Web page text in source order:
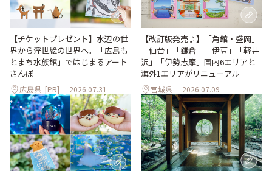
【チケットプレゼント】水辺の世
界から浮世絵の世界へ。「広島も
とまち水族館」ではじまるアート
さんぽ
広島県 [PR] 2026.07.31
【改訂版発売♪】「角館・盛岡」
「仙台」「鎌倉」「伊豆」「軽井
沢」「伊勢志摩」国内6エリアと
海外1エリアがリニューアル
宮城県 2026.07.09